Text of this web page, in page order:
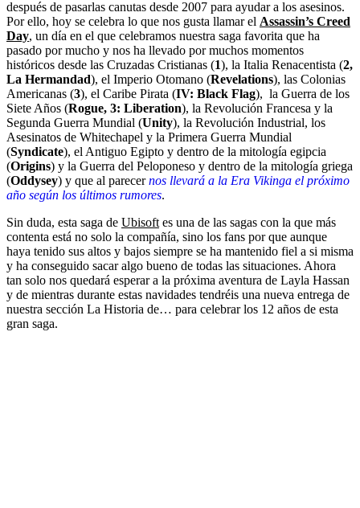
después de pasarlas canutas desde 2007 para ayudar a los asesinos.
Por ello, hoy se celebra lo que nos gusta llamar el Assassin’s Creed
Day, un día en el que celebramos nuestra saga favorita que ha
pasado por mucho y nos ha llevado por muchos momentos
históricos desde las Cruzadas Cristianas (1), la Italia Renacentista (2,
La Hermandad), el Imperio Otomano (Revelations), las Colonias
Americanas (3), el Caribe Pirata (IV: Black Flag), la Guerra de los
Siete Años (Rogue, 3: Liberation), la Revolución Francesa y la
Segunda Guerra Mundial (Unity), la Revolución Industrial, los
Asesinatos de Whitechapel y la Primera Guerra Mundial
(Syndicate), el Antiguo Egipto y dentro de la mitología egipcia
(Origins) y la Guerra del Peloponeso y dentro de la mitología griega
(Oddysey) y que al parecernos llevará a la Era Vikinga el próximo
año según los últimos rumores.
Sin duda, esta saga de Ubisoft es una de las sagas con la que más
contenta está no solo la compañía, sino los fans por que aunque
haya tenido sus altos y bajos siempre se ha mantenido fiel a si misma
y ha conseguido sacar algo bueno de todas las situaciones. Ahora
tan solo nos quedará esperar a la próxima aventura de Layla Hassan
y de mientras durante estas navidades tendréis una nueva entrega de
nuestra sección La Historia de… para celebrar los 12 años de esta
gran saga.